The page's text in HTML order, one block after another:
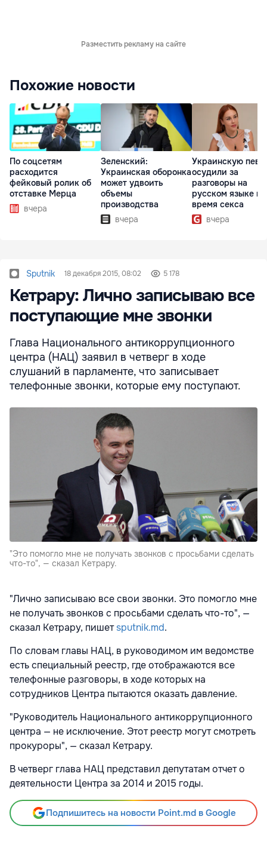
Разместить рекламу на сайте
Похожие новости
По соцсетям
расходится
фейковый ролик об
отставке Мерца
вчера
Зеленский:
Украинская оборонка
может удвоить
объемы
производства
вчера
Украинскую
осудили за
разговоры на
русском языке во
время секса
вчера
Sputnik 18 декабря 2015, 08:02 5 178
Кетрару: Лично записываю все
поступающие мне звонки
Глава Национального антикоррупционного
центра (НАЦ) заявил в четверг в ходе
слушаний в парламенте, что записывает
телефонные звонки, которые ему поступают.
"Это помогло мне не получать звонков с просьбами сделать
что-то", — сказал Кетрару.
"Лично записываю все свои звонки. Это помогло мне
не получать звонков с просьбами сделать что-то", —
сказал Кетрару, пишетsputnik.md.
По словам главы НАЦ, в руководимом им ведомстве
есть специальный реестр, где отображаются все
телефонные разговоры, в ходе которых на
сотрудников Центра пытаются оказать давление.
"Руководитель Национального антикоррупционного
центра — не исключение. Этот реестр могут смотреть
прокуроры", — сказал Кетрару.
В четверг глава НАЦ представил депутатам отчет о
деятельности Центра за 2014 и 2015 годы.
Подпишитесь на новости Point.md в Google